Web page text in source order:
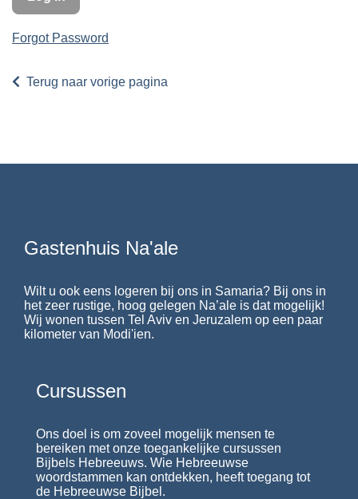
Forgot Password
Terug naar vorige pagina
Gastenhuis Na'ale
Wilt u ook eens logeren bij ons in Samaria? Bij ons in
het zeer rustige, hoog gelegen Na’ale is dat mogelijk!
Wij wonen tussen Tel Aviv en Jeruzalem op een paar
kilometer van Modi'ien.
Cursussen
Ons doel is om zoveel mogelijk mensen te
bereiken met onze toegankelijke cursussen
Bijbels Hebreeuws. Wie Hebreeuwse
woordstammen kan ontdekken, heeft toegang tot
de Hebreeuwse Bijbel.